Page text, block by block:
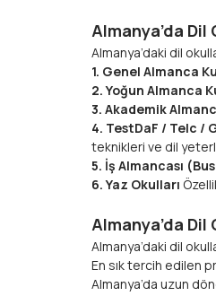
Almanya’da
Almanya’daki dil
1. Genel Almanca
2. Yoğun Almanca
3. Akademik
4. TestDaF / Telc /
teknikleri ve dil
5. İş Almancası
6. Yaz Okulları
Almanya’da Dil
Almanya’daki dil
En sık tercih edilen
Almanya’da uzun